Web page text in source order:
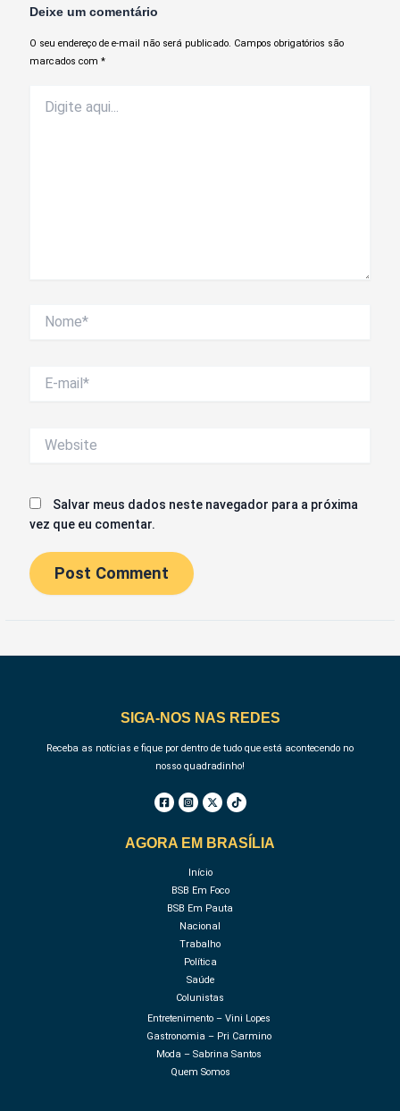
Deixe um comentário
O seu endereço de e-mail não será publicado. Campos obrigatórios são
marcados com*
aqui...
mail*
Salvar meus dados neste navegador para a próxima
vez que eu comentar.
SIGA-NOS NAS REDES
Receba as notícias e fique por dentro de tudo que está acontecendo no
nosso quadradinho!
AGORA EM BRASÍLIA
Início
BSB Em Foco
BSB Em Pauta
Nacional
Trabalho
Política
Saúde
Colunistas
Entretenimento – Vini Lopes
Gastronomia – Pri Carmino
Moda – Sabrina Santos
Quem Somos